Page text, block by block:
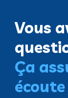
Vous
Ça
écoute